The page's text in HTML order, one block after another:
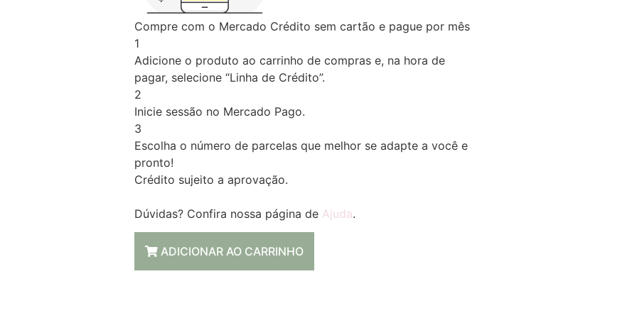
Compre com o Mercado Crédito sem cartão e pague por mês
1
Adicione o produto ao carrinho de compras e, na hora de
pagar, selecione “Linha de Crédito”.
2
Inicie sessão no Mercado Pago.
3
Escolha o número de parcelas que melhor se adapte a você e
pronto!
Crédito sujeito a aprovação.
Dúvidas? Confira nossa página de Ajuda.
ADICIONAR AO CARRINHO